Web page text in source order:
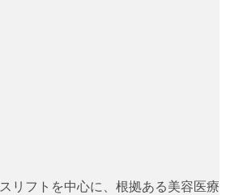
リフトを中心に、根拠ある美容医療